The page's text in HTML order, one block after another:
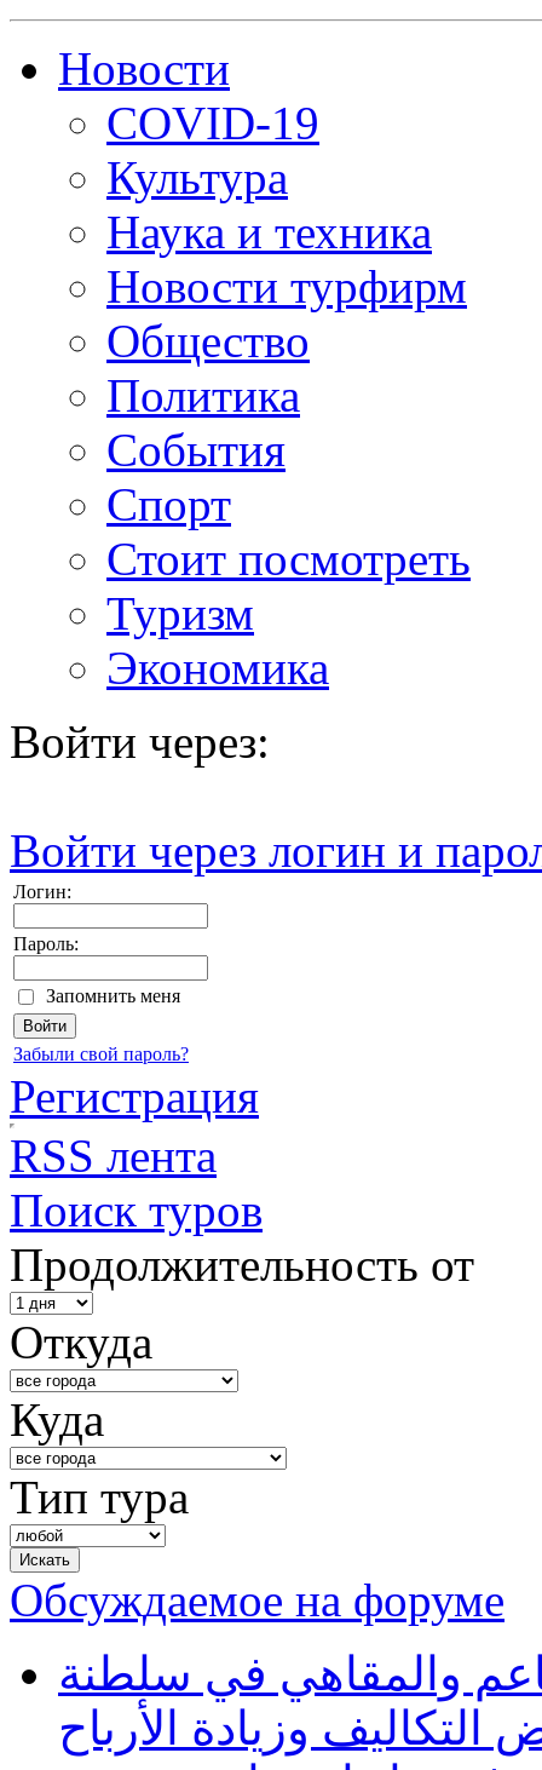
Новости
COVID-19
Культура
Наука и техника
Новости турфирм
Общество
Политика
События
Спорт
Стоит посмотреть
Туризм
Экономика
Войти через:
Войти через логин и
Логин:
Пароль:
Запомнить меня
Забыли свой пароль?
Регистрация
RSS лента
Поиск туров
Продолжительность от
Откуда
Куда
Тип тура
Обсуждаемое на форуме
والمقاهي في سلطنة
وزيادة الأرباح